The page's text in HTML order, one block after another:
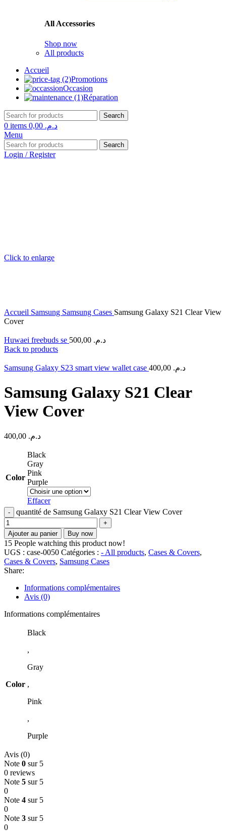
All Accessories
Shop now
All products
Accueil
Promotions
Occasion
Réparation
Search
0 items د.م.
Menu
Search
Login / Register
Click to enlarge
Accueil Samsung Samsung Cases Samsung Galaxy S21 Clear View
Cover
Huwaei freebuds se د.م.
Back to products
Samsung Galaxy S23 smart view wallet case د.م.
Samsung Galaxy S21 Clear
View Cover
د.م.
Color
Black
Gray
Pink
Purple
Effacer
quantité de Samsung Galaxy S21 Clear View Cover
Ajouter au panier Buy now
15 People watching this product now!
UGS : case-0050 Catégories : - All products, Cases & Covers,
Cases & Covers, Samsung Cases
Share:
Informations complémentaires
Avis (0)
Informations complémentaires
Color
Black
,
Gray
,
Pink
,
Purple
Avis (0)
Note 0 sur 5
0 reviews
Note 5 sur 5
0
Note 4 sur 5
0
Note 3 sur 5
0